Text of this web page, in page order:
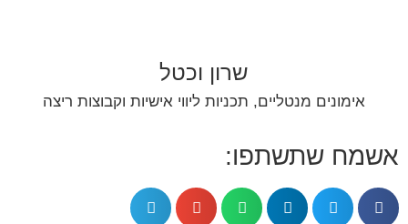
שרון וכטל
אימונים מנטליים, תכניות ליווי אישיות וקבוצות ריצה
אשמח שתשתפו: